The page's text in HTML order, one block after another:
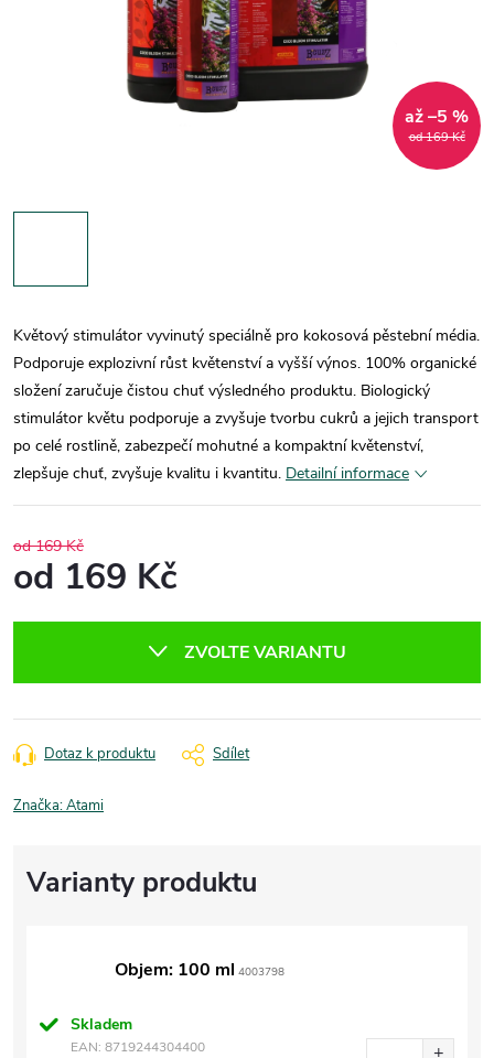
od 169 Kč
až –5 %
Květový stimulátor vyvinutý speciálně pro kokosová pěstební média.
Podporuje explozivní růst květenství a vyšší výnos. 100% organické
složení zaručuje čistou chuť výsledného produktu. Biologický
stimulátor květu podporuje a zvyšuje tvorbu cukrů a jejich transport
po celé rostlině, zabezpečí mohutné a kompaktní květenství,
zlepšuje chuť, zvyšuje kvalitu i kvantitu. Detailní informace
od 169 Kč
od 169 Kč
ZVOLTE VARIANTU
Dotaz k produktu Sdílet
Značka:Atami
Objem: 100 ml 4003798
Skladem
EAN: 8719244304400